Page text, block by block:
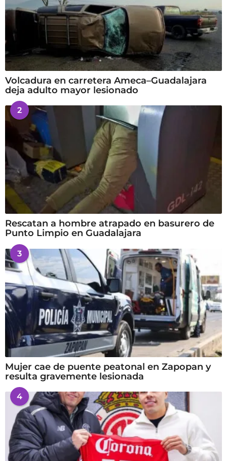
Volcadura en carretera Ameca–Guadalajara
deja adulto mayor lesionado
2
Rescatan a hombre atrapado en basurero de
Punto Limpio en Guadalajara
3
Mujer cae de puente peatonal en Zapopan y
resulta gravemente lesionada
4